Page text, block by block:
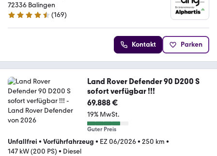
72336 Balingen
4.4 Sterne
(169)
Kontakt Parken
Land Rover Defender 90 D200 S
sofort verfügbar !!!
69.888 €
19% MwSt.
Guter Preis
Unfallfrei • Vorführfahrzeug • EZ 06/2026• 250 km •
147 kW (200 PS) • Diesel